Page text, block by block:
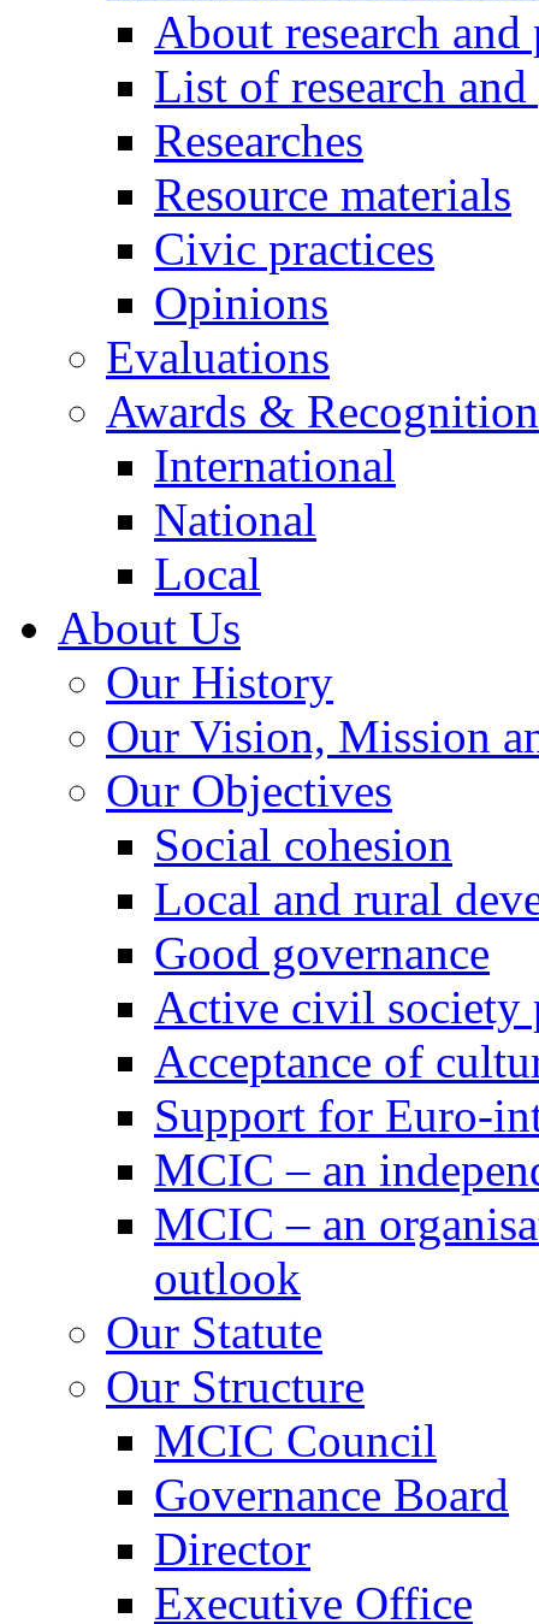
About research
List of research
Researches
Resource materials
Civic practices
Opinions
Evaluations
Awards &
International
National
Local
About Us
Our History
Our Vision, Mission
Our Objectives
Social cohesion
Local and rural
Good governance
Active civil society
Acceptance of
Support for Euro-
MCIC – an
MCIC – an
outlook
Our Statute
Our Structure
MCIC Council
Governance Board
Director
Executive Office